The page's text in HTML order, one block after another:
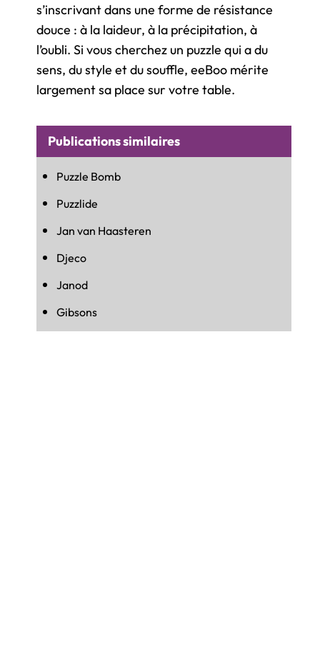
s’inscrivant dans une forme de résistance
douce : à la laideur, à la précipitation, à
l’oubli. Si vous cherchez un puzzle qui a du
sens, du style et du souffle, eeBoo mérite
largement sa place sur votre table.
Publications similaires
Puzzle Bomb
Puzzlide
Jan van Haasteren
Djeco
Janod
Gibsons